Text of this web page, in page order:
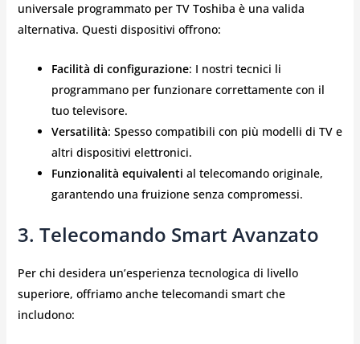
universale programmato per TV Toshiba è una valida
alternativa. Questi dispositivi offrono:
Facilità di configurazione: I nostri tecnici li
programmano per funzionare correttamente con il
tuo televisore.
Versatilità: Spesso compatibili con più modelli di TV e
altri dispositivi elettronici.
Funzionalità equivalenti al telecomando originale,
garantendo una fruizione senza compromessi.
3. Telecomando Smart Avanzato
Per chi desidera un’esperienza tecnologica di livello
superiore, offriamo anche telecomandi smart che
includono: